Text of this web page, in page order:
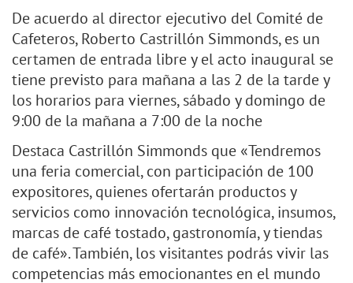
De acuerdo al director ejecutivo del Comité de
Cafeteros, Roberto Castrillón Simmonds, es un
certamen de entrada libre y el acto inaugural se
tiene previsto para mañana a las 2 de la tarde y
los horarios para viernes, sábado y domingo de
9:00 de la mañana a 7:00 de la noche
Destaca Castrillón Simmonds que «Tendremos
una feria comercial, con participación de 100
expositores, quienes ofertarán productos y
servicios como innovación tecnológica, insumos,
marcas de café tostado, gastronomía, y tiendas
de café». También, los visitantes podrás vivir las
competencias más emocionantes en el mundo